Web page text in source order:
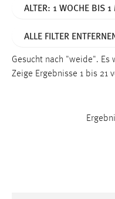
ALTER: 1 WOCHE BIS
ALLE FILTER
Gesucht nach "weide". Es
Zeige Ergebnisse 1 bis 21
cookie_consent
Zweck:
Cookie Laufzeit: